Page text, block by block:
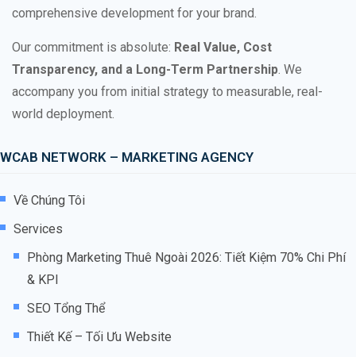
comprehensive development for your brand.
Our commitment is absolute: Real Value, Cost
Transparency, and a Long-Term Partnership. We
accompany you from initial strategy to measurable, real-
world deployment.
WCAB NETWORK – MARKETING AGENCY
Về Chúng Tôi
Services
Phòng Marketing Thuê Ngoài 2026: Tiết Kiệm 70% Chi Phí
& KPI
SEO Tổng Thể
Thiết Kế – Tối Ưu Website